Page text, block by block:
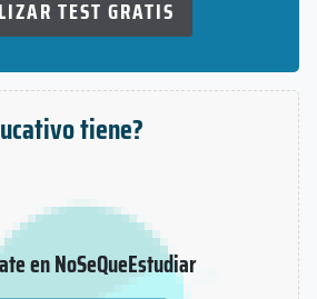
TEST GRATIS
tiene?
en NoSeQueEstudiar